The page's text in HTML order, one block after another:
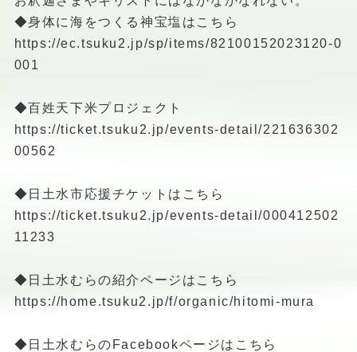
◆身体に海をつくる神宝塩はこちら
https://ec.tsuku2.jp/sp/items/82100152023120-0
001
◆百姓天下米プロジェクト
https://ticket.tsuku2.jp/events-detail/221636302
00562
◆日土水市応援チケットはこちら
https://ticket.tsuku2.jp/events-detail/000412502
11233
◆日土水むらの紹介ページはこちら
https://home.tsuku2.jp/f/organic/hitomi-mura
◆日土水むらのFacebookページはこちら